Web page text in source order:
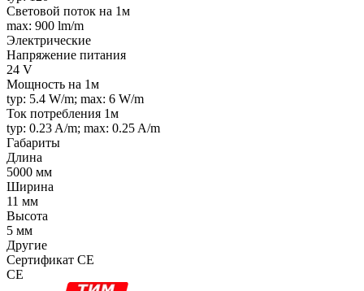
Световой поток на 1м
max: 900 lm/m
Электрические
Напряжение питания
24 V
Мощность на 1м
typ: 5.4 W/m; max: 6 W/m
Ток потребления 1м
typ: 0.23 A/m; max: 0.25 A/m
Габариты
Длина
5000 мм
Ширина
11 мм
Высота
5 мм
Другие
Сертификат CE
CE